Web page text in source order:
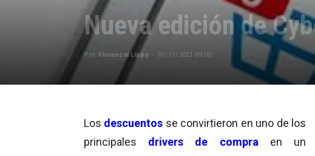
Nueva edición de
Por Florencia Lippo - 01/11/2021 09:00
Los descuentos se convirtieron en uno de los
principales drivers de compra en un